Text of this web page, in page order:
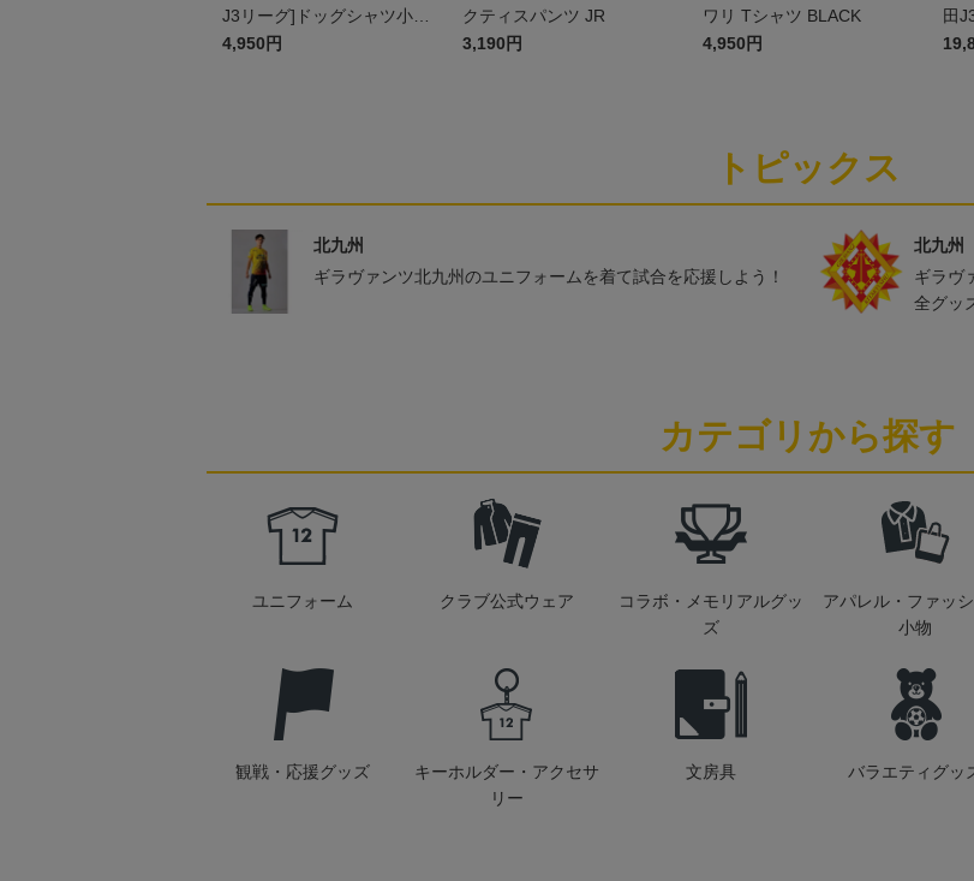
J3リーグ]ドッグシャツ小型
犬用(FP1stデザイン)
4,950円
クティスパンツ JR
3,190円
ワリ Tシャツ BLACK
4,950円
田
ッ
トピックス
北九州
ギラヴァンツ北九州のユニフォームを着て試合を応援しよう！
北九州
ギラヴ
全グッ
カテゴリから探す
ユニフォーム クラブ公式ウェア
コラボ・メモリアルグッ
ズ
アパレル・ファッ
小物
観戦・応援グッズ
キーホルダー・アクセサ
リー
文房具 バラエティグッ